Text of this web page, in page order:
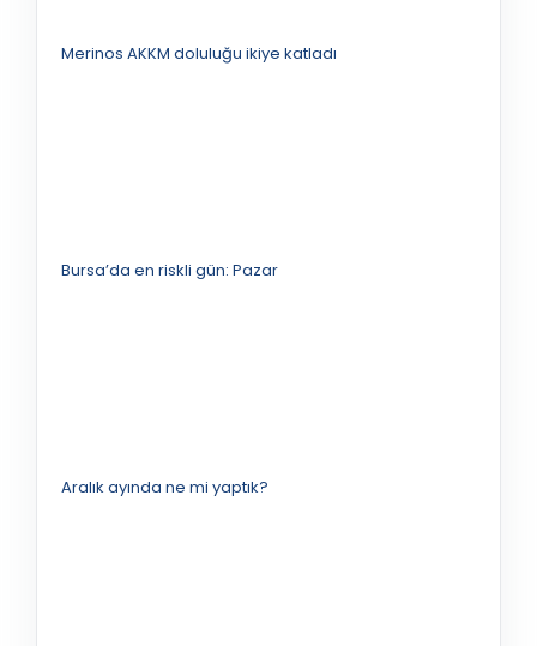
Merinos AKKM doluluğu ikiye katladı
Bursa’da en riskli gün: Pazar
Aralık ayında ne mi yaptık?